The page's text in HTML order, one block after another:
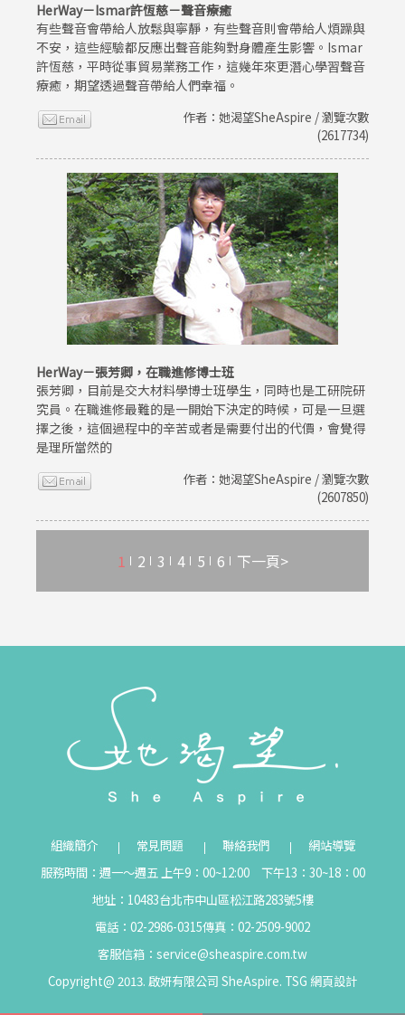
HerWay－Ismar許恆慈－聲音療癒
有些聲音會帶給人放鬆與寧靜，有些聲音則會帶給人煩躁與
不安，這些經驗都反應出聲音能夠對身體產生影響。Ismar
許恆慈，平時從事貿易業務工作，這幾年來更潛心學習聲音
療癒，期望透過聲音帶給人們幸福。
作者：她渴望SheAspire / 瀏覽次數
(2617734)
HerWay－張芳卿，在職進修博士班
張芳卿，目前是交大材料學博士班學生，同時也是工研院研
究員。在職進修最難的是一開始下決定的時候，可是一旦選
擇之後，這個過程中的辛苦或者是需要付出的代價，會覺得
是理所當然的
作者：她渴望SheAspire / 瀏覽次數
(2607850)
1 2 3 4 5 6 下一頁>
組織簡介 常見問題 聯絡我們
網站導覽
服務時間：週一～週五 上午9：00~12:00 下午13：30~18：00
地址：10483台北市中山區松江路283號5樓
電話：02-2986-0315傳真：02-2509-9002
客服信箱： service@sheaspire.com.tw
Copyright@ 2013. 啟妍有限公司 SheAspire. TSG 網頁設計